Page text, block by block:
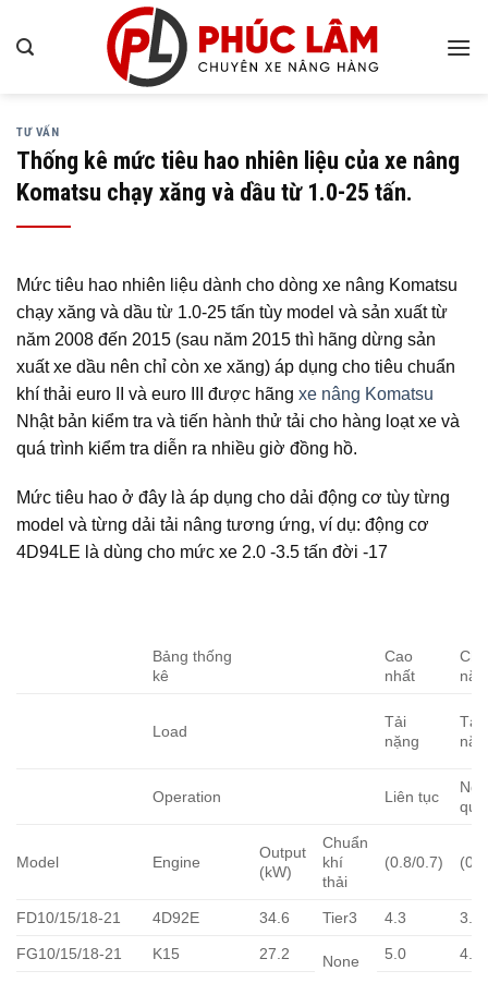
qua
TƯ VẤN
Thống kê mức tiêu hao nhiên liệu của xe nâng
Komatsu chạy xăng và dầu từ 1.0-25 tấn.
Mức tiêu hao nhiên liệu dành cho dòng xe nâng Komatsu
chạy xăng và dầu từ 1.0-25 tấn tùy model và sản xuất từ
năm 2008 đến 2015 (sau năm 2015 thì hãng dừng sản
xuất xe dầu nên chỉ còn xe xăng) áp dụng cho tiêu chuẩn
khí thải euro II và euro III được hãng xe nâng Komatsu
Nhật bản kiểm tra và tiến hành thử tải cho hàng loạt xe và
quá trình kiểm tra diễn ra nhiều giờ đồng hồ.
Mức tiêu hao ở đây là áp dụng cho dải động cơ tùy từng
model và từng dải tải nâng tương ứng, ví dụ: động cơ
4D94LE là dùng cho mức xe 2.0 -3.5 tấn đời -17
Bảng thống
kê
Cao
nhất
Load
Tải
nặng
Tải
Operation Liên tục
Model Engine
Output
(kW)
Chuẩn
khí
thải
(0.8/0.7)
FD10/15/18-21 4D92E 34.6 Tier3 4.3 3.0
FG10/15/18-21 K15 27.2 None 5.0 4.0